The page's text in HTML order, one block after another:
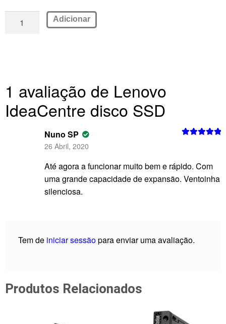
Adicionar
1 avaliação de Lenovo
IdeaCentre disco SSD
Nuno SP
26 Abril, 2020
Até agora a funcionar muito bem e rápido. Com
uma grande capacidade de expansão. Ventoinha
silenciosa.
Tem de iniciar sessãopara enviar uma avaliação.
Produtos Relacionados